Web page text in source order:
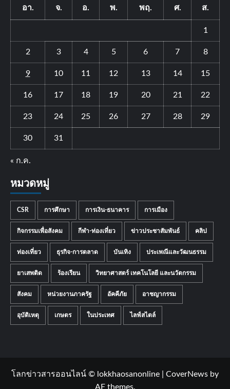
อา. จ. อ. พ. พฤ. ศ. ส.
1
2 3 4 5 6 7 8
9 10 11 12 13 14 15
16 17 18 19 20 21 22
23 24 25 26 27 28 29
30 31
« ก.ค.
หมวดหมู่
CSR การศึกษา การเงิน-ธนาคาร การเมือง
กิจกรรมเพื่อสังคม กีฬา-ท่องเที่ยว ข่าวประชาสัมพันธ์ คลิป
ท่องเที่ยว ธุรกิจ-การตลาด บันเทิง ประเพณีและวัฒนธรรม
ยาเสพติด ร้องเรียน วิทยาศาสตร์ เทคโนโลยี และนวัตกรรม
สังคม หน่วยงานภาครัฐ อัคคีภัย อาชญากรรม
อุบัติเหตุ เกษตร ในประเทศ ไลฟ์สไตล์
โลกข่าวสารออนไลน์ © lokkhaosanonline CoverNews by
AF themes.